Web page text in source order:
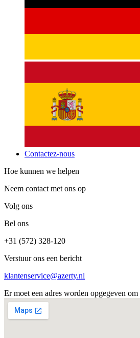
Contactez-nous
Hoe kunnen we helpen
Neem contact met ons op
Volg ons
Bel ons
+31 (572) 328-120
Verstuur ons een bericht
klantenservice@azerty.nl
Er moet een adres worden opgegeven